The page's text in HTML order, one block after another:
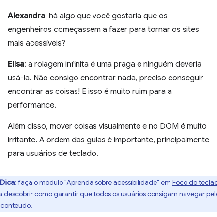
Alexandra: há algo que você gostaria que os
engenheiros começassem a fazer para tornar os sites
mais acessíveis?
Elisa: a rolagem infinita é uma praga e ninguém deveria
usá-la. Não consigo encontrar nada, preciso conseguir
encontrar as coisas! E isso é muito ruim para a
performance.
Além disso, mover coisas visualmente e no DOM é muito
irritante. A ordem das guias é importante, principalmente
para usuários de teclado.
Dica: faça o módulo "Aprenda sobre acessibilidade" em Foco do
descobrir como garantir que todos os usuários consigam navegar